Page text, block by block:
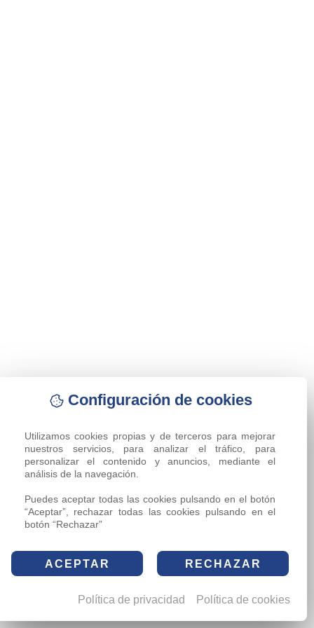
Configuración de cookies
Utilizamos cookies propias y de terceros para mejorar
nuestros servicios, para analizar el tráfico, para
personalizar el contenido y anuncios, mediante el
análisis de la navegación.
Puedes aceptar todas las cookies pulsando en el botón
“Aceptar”, rechazar todas las cookies pulsando en el
botón “Rechazar”
ACEPTAR RECHAZAR
Política de privacidad Política de cookies